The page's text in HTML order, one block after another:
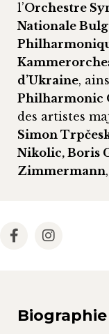
l’Orchestre
Nationale
d’Ukraine,
Philharmonic
des artistes
Simon
Nikolic, Boris
Zimmermann
Biographie